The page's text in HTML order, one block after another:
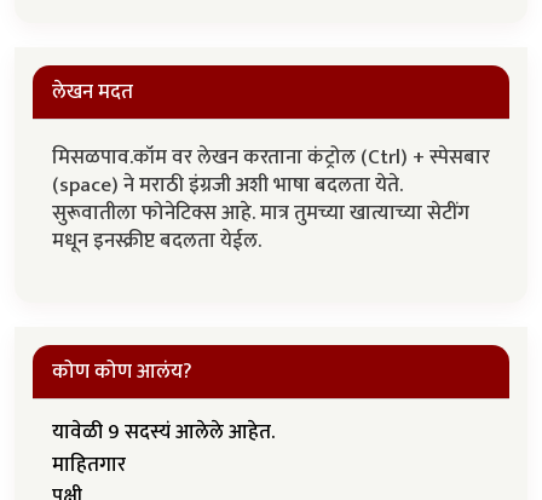
लेखन मदत
मिसळपाव.कॉम वर लेखन करताना कंट्रोल (Ctrl) + स्पेसबार
(space) ने मराठी इंग्रजी अशी भाषा बदलता येते.
सुरूवातीला फोनेटिक्स आहे. मात्र तुमच्या खात्याच्या सेटींग
मधून इनस्क्रीप्ट बदलता येईल.
कोण कोण आलंय?
यावेळी 9 सदस्यं आलेले आहेत.
माहितगार